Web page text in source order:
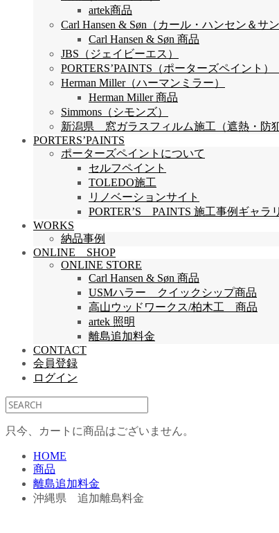
artek商品
Carl Hansen & Søn（カール・ハンセン＆サン
Carl Hansen & Søn 商品
JBS（ジェイビーエス）
PORTERS’PAINTS（ポーターズペイント）
Herman Miller（ハーマンミラー）
Herman Miller 商品
Simmons（シモンズ）
新潟県 窓ガラスフィルム施工（遮熱・防犯
PORTERS’PAINTS
ポーターズペイントについて
セルフペイント
TOLEDO施工
リノベーションサイト
PORTER’S PAINTS 施工事例ギャラ
WORKS
納品事例
ONLINE SHOP
ONLINE STORE
Carl Hansen & Søn 商品
USMハラー クイックシップ商品
高山ウッドワークス/柏木工 商品
artek 照明
離島追加料金
CONTACT
会員登録
ログイン
只今、カートに商品はございません。
HOME
商品
離島追加料金
沖縄県 追加離島料金